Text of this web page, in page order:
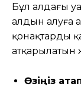
Бұл алдағы
алдын алуға
қонақтардың
атқарылатын
Өзіңіз